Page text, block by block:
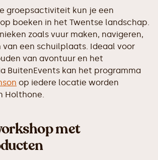
groepsactiviteit kun je een
boeken in het Twentse landschap.
zoals vuur maken, navigeren,
een schuilplaats. Ideaal voor
van avontuur en het
BuitenEvents kan het programma
op iedere locatie worden
Holthone.
met